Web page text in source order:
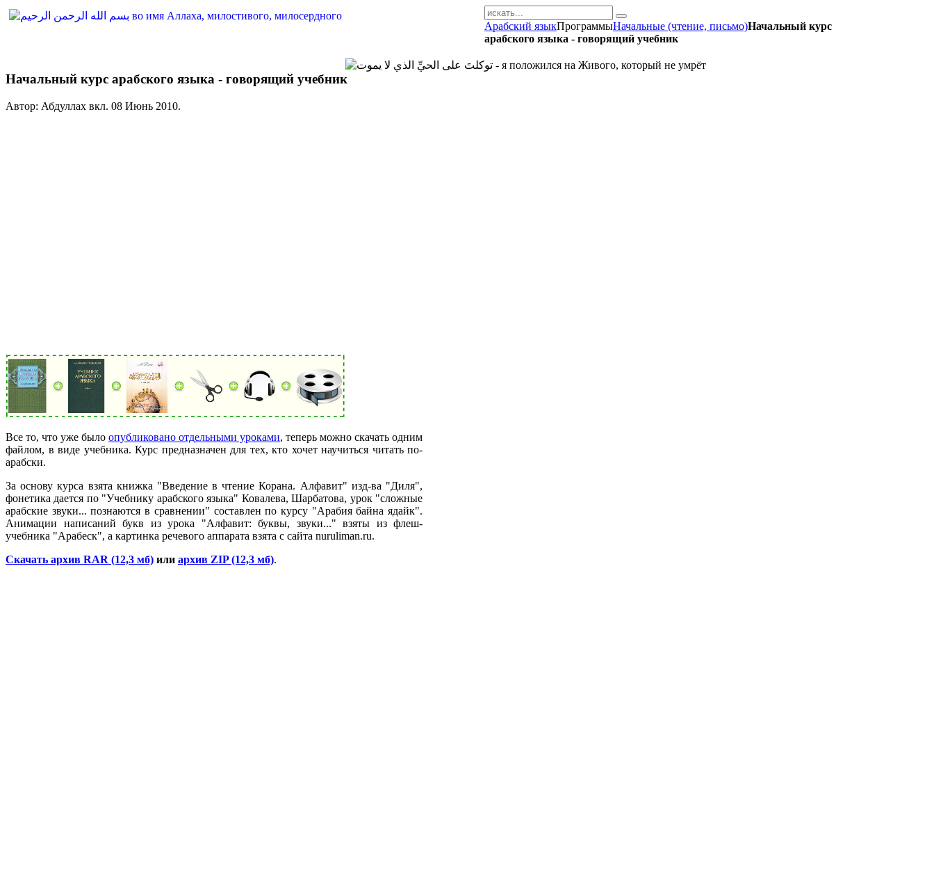
Арабский языкПрограммыНачальные (чтение, письмо)Начальный курс
арабского языка - говорящий учебник
Начальный курс арабского языка - говорящий учебник
Автор: Абдуллах вкл. 08 Июнь 2010.
Все то, что уже было опубликовано отдельными уроками, теперь можно скачать одним
файлом, в виде учебника. Курс предназначен для тех, кто хочет научиться читать по-
арабски.
За основу курса взята книжка "Введение в чтение Корана. Алфавит" изд-ва "Диля",
фонетика дается по "Учебнику арабского языка" Ковалева, Шарбатова, урок "сложные
арабские звуки... познаются в сравнении" составлен по курсу "Арабия байна ядайк".
Анимации написаний букв из урока "Алфавит: буквы, звуки..." взяты из флеш-
учебника "Арабеск", а картинка речевого аппарата взята с сайта nuruliman.ru.
Скачать архив RAR (12,3 мб) или архив ZIP (12,3 мб).